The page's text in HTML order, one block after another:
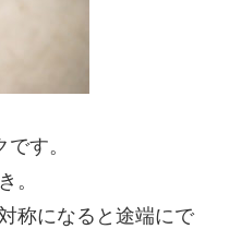
す。
。
称になると途端にで